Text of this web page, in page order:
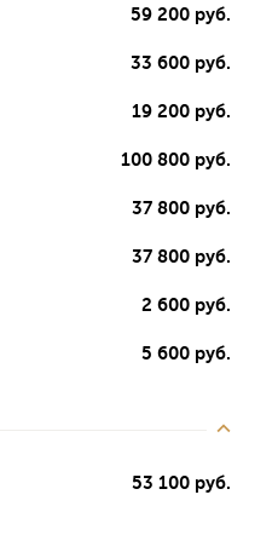
59 200 руб.
33 600 руб.
19 200 руб.
100 800 руб.
37 800 руб.
37 800 руб.
2 600 руб.
5 600 руб.
53 100 руб.